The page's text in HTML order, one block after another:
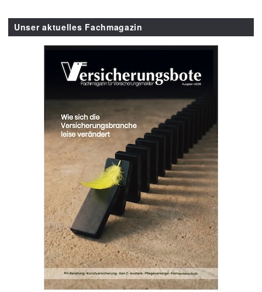
Unser aktuelles Fachmagazin